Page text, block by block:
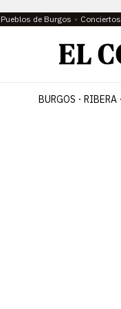
Pueblos de Burgos Conciertos
BURGOS RIBERA